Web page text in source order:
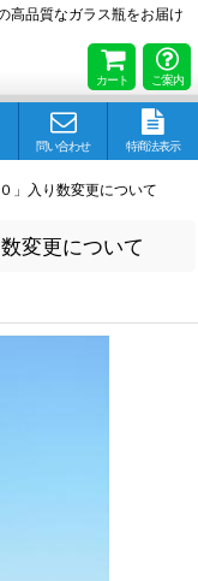
高品質なガラス瓶をお届け
カート ご案内
問い合わせ 特商法表示
」入り数変更について
変更について